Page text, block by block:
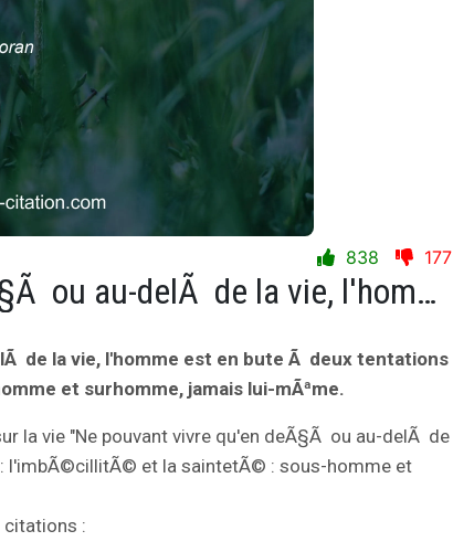
838 177
Ne pouvant vivre qu'en deÃ§Ã ou au-delÃ de la vie, l'homme est en bute Ã deux tentations : l'imbÃ©cillitÃ© et la saintetÃ© : sous-homme et surhomme, jamais lui-mÃªme.
de la vie, l'homme est en bute Ã deux tentations
et surhomme, jamais lui-mÃªme.
la vie "Ne pouvant vivre qu'en deÃ§Ã ou au-delÃ de
l'imbÃ©cillitÃ© et la saintetÃ© : sous-homme et
citations :